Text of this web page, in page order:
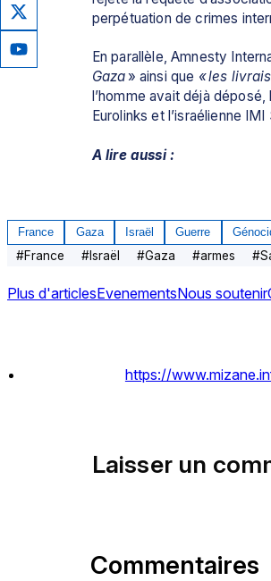
perpétuation de crimes
En parallèle, Amnesty
Gaza » ainsi que « les
l’homme avait déjà
Eurolinks et l’israélienne
A lire aussi :
France Gaza Israël Guerre
#France #Israël #Gaza #armes #
Plus d'articlesEvenementsNous soutenir
https://
Laisser un
Commentaires